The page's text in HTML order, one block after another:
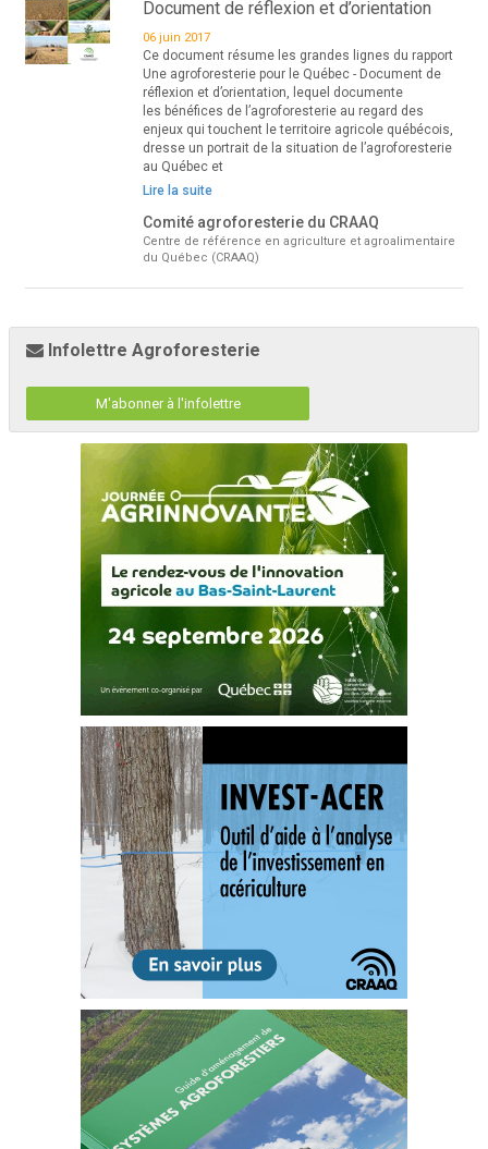
Document de réflexion et d’orientation
06 juin 2017
Ce document résume les grandes lignes du rapport
Une agroforesterie pour le Québec - Document de
réflexion et d’orientation, lequel documente
les bénéfices de l’agroforesterie au regard des
enjeux qui touchent le territoire agricole québécois,
dresse un portrait de la situation de l’agroforesterie
au Québec et
Lire la suite
Comité agroforesterie du CRAAQ
Centre de référence en agriculture et agroalimentaire
du Québec (CRAAQ)
Infolettre Agroforesterie
M'abonner à l'infolettre